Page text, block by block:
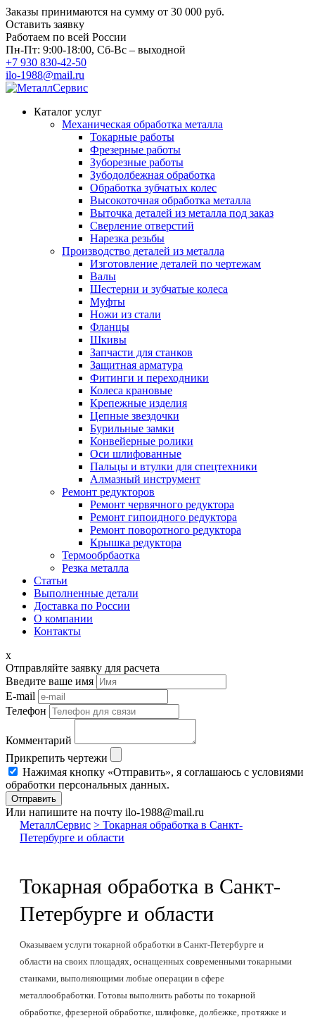
Заказы принимаются на сумму от 30 000 руб.
Оставить заявку
Работаем по всей России
Пн-Пт: 9:00-18:00, Сб-Вс – выходной
+7 930 830-42-50
ilo-1988@mail.ru
Каталог услуг
Механическая обработка металла
Токарные работы
Фрезерные работы
Зуборезные работы
Зубодолбежная обработка
Обработка зубчатых колес
Высокоточная обработка металла
Выточка деталей из металла под заказ
Сверление отверстий
Нарезка резьбы
Производство деталей из металла
Изготовление деталей по чертежам
Валы
Шестерни и зубчатые колеса
Муфты
Ножи из стали
Фланцы
Шкивы
Запчасти для станков
Защитная арматура
Фитинги и переходники
Колеса крановые
Крепежные изделия
Цепные звездочки
Бурильные замки
Конвейерные ролики
Оси шлифованные
Пальцы и втулки для спецтехники
Алмазный инструмент
Ремонт редукторов
Ремонт червячного редуктора
Ремонт гипоидного редуктора
Ремонт поворотного редуктора
Крышка редуктора
Термообрбаотка
Резка металла
Статьи
Выполненные детали
Доставка по России
О компании
Контакты
x
Отправляйте заявку для расчета
Введите ваше имя
E-mail
Телефон
Комментарий
Прикрепить чертежи
Нажимая кнопку «Отправить», я соглашаюсь с условиями
обработки персональных данных.
Отправить
Или напишите на почту ilo-1988@mail.ru
МеталлСервис > Токарная обработка в Санкт-
Петербурге и области
Токарная обработка в Санкт-
Петербурге и области
Оказываем услуги токарной обработки в Санкт-Петербурге и
области на своих площадях, оснащенных современными токарными
станками, выполняющими любые операции в сфере
металлообработки. Готовы выполнить работы по токарной
обработке, фрезерной обработке, шлифовке, долбежке, протяжке и